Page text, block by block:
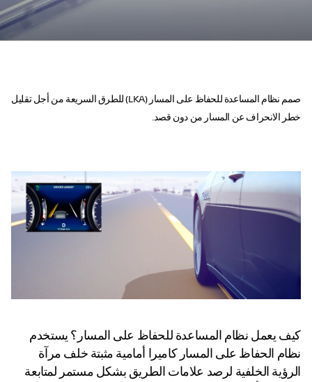
نظام المساعدة للحفاظ
على المسار
صمم نظام المساعدة للحفاظ على المسار (LKA) للطرق السريعة من أجل تقليل
خطر الانحراف عن المسار من دون قصد.
كيف يعمل نظام المساعدة للحفاظ على المسار؟ يستخدم
نظام الحفاظ على المسار كاميرا أمامية مثبتة خلف مرآة
الرؤية الخلفية لرصد علامات الطريق بشكل مستمر لمتابعة